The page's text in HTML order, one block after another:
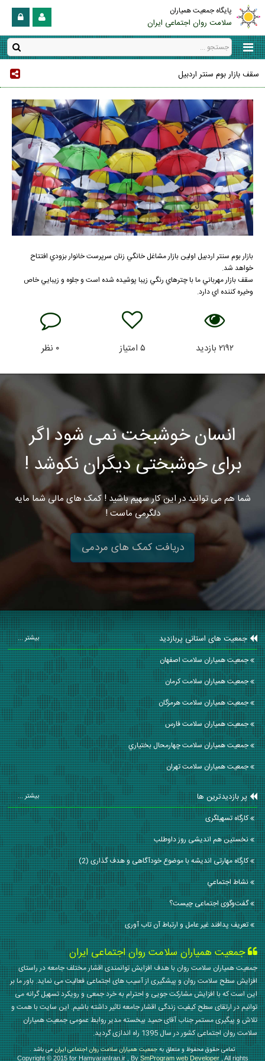
پایگاه جمعیت همیاران
سلامت روان اجتماعی ایران
سقف بازار بوم سنتر اردبيل
بازار بوم سنتر اردبيل اولين بازار مشاغل خانگي زنان سرپرست خانوار بزودي افتتاح
خواهد شد.
سقف بازار مهرباني ما با چترهاي رنگي زيبا پوشيده شده است و جلوه و زيبايي خاص
وخيره كننده اي دارد.
۲۱۹۲ بازدید ۵ امتیاز ۰ نظر
انسان خوشبخت نمی شود اگر
برای خوشبختی دیگران نکوشد !
شما هم می توانید در این کار سهیم باشید ! کمک های مالی شما مایه
دلگرمی ماست !
دریافت کمک های مردمی
جمعیت های استانی پربازدید بیشتر ...
جمعیت همیاران سلامت اصفهان
جمعیت همیاران سلامت كرمان
جمعیت همیاران سلامت هرمزگان
جمعیت همیاران سلامت فارس
جمعیت همیاران سلامت چهارمحال بختياري
جمعیت همیاران سلامت تهران
پر بازدیدترین ها بیشتر ...
کارگاه تسهیلگری
نخستین هم اندیشی روز داوطلب
کارگاه مهارتی اندیشه با موضوع خودآگاهی و هدف گذاری (2)
نشاط اجتماعي
گفت‌وگوی اجتماعی چیست؟
تعریف پدافند غیر عامل و ارتباط آن تاب آوری
جمعیت همیاران سلامت روان اجتماعی ایران
جمعیت همیاران سلامت روان با هدف افزایش توانمندی اقشار مختلف جامعه در راستای
افزایش سطح سلامت روان و پیشگیری از آسیب های اجتماعی فعالیت می نماید. باور ما بر
این است که با افزایش مشارکت جویی و احترام به خرد جمعی و رویکرد تسهیل گرانه می
توانیم در ارتقای سطح کیفیت زندگی اقشار جامعه تاثیر داشته باشیم. این سایت با همت و
تلاش و پیگیری مستمر جناب آقای حمید بیخسته مدیر روابط عمومی جمعیت همیاران
سلامت روان اجتماعی کشور در سال 1395 راه اندازی گردید.
تمامی حقوق محفوظ و متعلق بهجمعیت همیاران سلامت روان اجتماعی ایرانمی باشد .
Copyright © 2015 for HamyaranIran.ir , BySmProgram web Developer, All rights